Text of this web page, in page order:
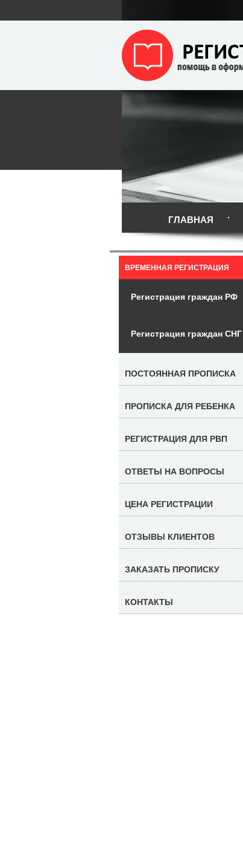
ГЛАВНАЯ
ВРЕМЕННАЯ РЕГИСТРАЦИЯ
Регистрация граждан РФ
Регистрация граждан СНГ
ПОСТОЯННАЯ ПРОПИСКА
ПРОПИСКА ДЛЯ РЕБЕНКА
РЕГИСТРАЦИЯ ДЛЯ РВП
ОТВЕТЫ НА ВОПРОСЫ
ЦЕНА РЕГИСТРАЦИИ
ОТЗЫВЫ КЛИЕНТОВ
ЗАКАЗАТЬ ПРОПИСКУ
КОНТАКТЫ